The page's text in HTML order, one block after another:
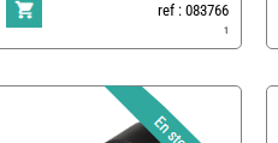
ref : 083766
1